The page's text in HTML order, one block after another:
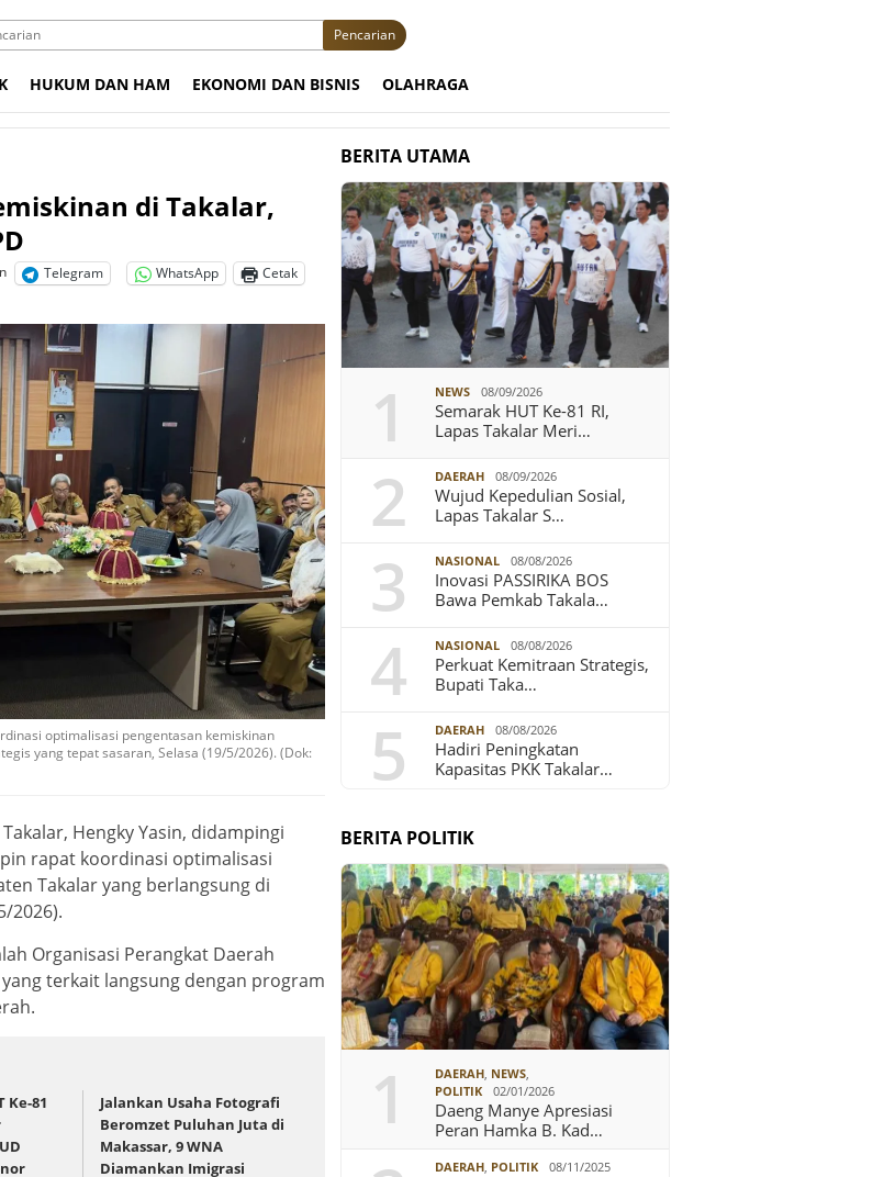
Pencarian
HUKUM DAN HAM EKONOMI DAN BISNIS OLAHRAGA
di Takalar,
Telegram WhatsApp Cetak
optimalisasi pengentasan kemiskinan
yang tepat sasaran, Selasa (19/5/2026). (Dok:
Hengky Yasin, didampingi
rapat koordinasi optimalisasi
Takalar yang berlangsung di
2026).
Organisasi Perangkat Daerah
terkait langsung dengan program
Ke-81
Jalankan Usaha Fotografi
Beromzet Puluhan Juta di
Makassar, 9 WNA
Diamankan Imigrasi
BERITA UTAMA
1 NEWS 08/09/2026
Semarak HUT Ke-81 RI,
Lapas Takalar Meri…
2 DAERAH 08/09/2026
Wujud Kepedulian Sosial,
Lapas Takalar S…
3 NASIONAL 08/08/2026
Inovasi PASSIRIKA BOS
Bawa Pemkab Takala…
4 NASIONAL 08/08/2026
Perkuat Kemitraan Strategis,
Bupati Taka…
5 DAERAH 08/08/2026
Hadiri Peningkatan
Kapasitas PKK Takalar…
BERITA POLITIK
1 DAERAH, NEWS,
POLITIK
02/01/2026
Daeng Manye Apresiasi
Peran Hamka B. Kad…
DAERAH, POLITIK 08/11/2025